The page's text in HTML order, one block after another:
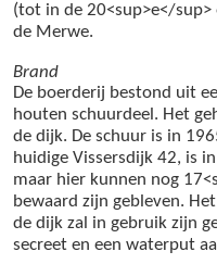
(tot in de 20<sup>e</
de Merwe.
Brand
De boerderij bestond uit
houten schuurdeel. Het
de dijk. De schuur is in
huidige Vissersdijk 42, is
maar hier kunnen nog
bewaard zijn gebleven.
de dijk zal in gebruik zijn
secreet en een waterput